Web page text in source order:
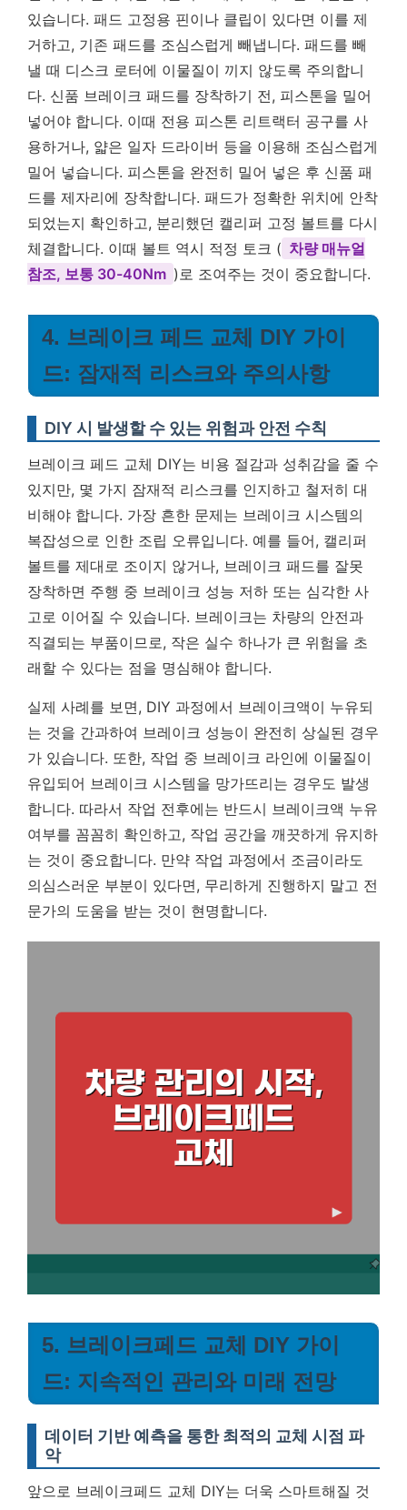
있습니다. 패드 고정용 핀이나 클립이 있다면 이를 제
거하고, 기존 패드를 조심스럽게 빼냅니다. 패드를 빼
낼 때 디스크 로터에 이물질이 끼지 않도록 주의합니
다. 신품 브레이크 패드를 장착하기 전, 피스톤을 밀어
넣어야 합니다. 이때 전용 피스톤 리트랙터 공구를 사
용하거나, 얇은 일자 드라이버 등을 이용해 조심스럽게
밀어 넣습니다. 피스톤을 완전히 밀어 넣은 후 신품 패
드를 제자리에 장착합니다. 패드가 정확한 위치에 안착
되었는지 확인하고, 분리했던 캘리퍼 고정 볼트를 다시
체결합니다. 이때 볼트 역시 적정 토크 ( 차량 매뉴얼
참조, 보통 30-40Nm )로 조여주는 것이 중요합니다.
4. 브레이크 페드 교체 DIY 가이
드: 잠재적 리스크와 주의사항
DIY 시 발생할 수 있는 위험과 안전 수칙
브레이크 페드 교체 DIY는 비용 절감과 성취감을 줄 수
있지만, 몇 가지 잠재적 리스크를 인지하고 철저히 대
비해야 합니다. 가장 흔한 문제는 브레이크 시스템의
복잡성으로 인한 조립 오류입니다. 예를 들어, 캘리퍼
볼트를 제대로 조이지 않거나, 브레이크 패드를 잘못
장착하면 주행 중 브레이크 성능 저하 또는 심각한 사
고로 이어질 수 있습니다. 브레이크는 차량의 안전과
직결되는 부품이므로, 작은 실수 하나가 큰 위험을 초
래할 수 있다는 점을 명심해야 합니다.
실제 사례를 보면, DIY 과정에서 브레이크액이 누유되
는 것을 간과하여 브레이크 성능이 완전히 상실된 경우
가 있습니다. 또한, 작업 중 브레이크 라인에 이물질이
유입되어 브레이크 시스템을 망가뜨리는 경우도 발생
합니다. 따라서 작업 전후에는 반드시 브레이크액 누유
여부를 꼼꼼히 확인하고, 작업 공간을 깨끗하게 유지하
는 것이 중요합니다. 만약 작업 과정에서 조금이라도
의심스러운 부분이 있다면, 무리하게 진행하지 말고 전
문가의 도움을 받는 것이 현명합니다.
5. 브레이크페드 교체 DIY 가이
드: 지속적인 관리와 미래 전망
데이터 기반 예측을 통한 최적의 교체 시점 파
악
앞으로 브레이크페드 교체 DIY는 더욱 스마트해질 것